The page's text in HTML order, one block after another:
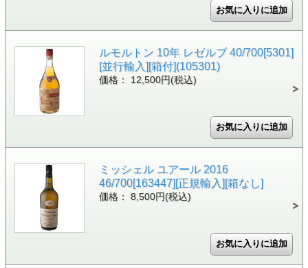
ルモルトン 10年 レゼルブ 40/700[5301]
[並行輸入][箱付](105301)
価格： 12,500円(税込)
ミッシェル ユアール 2016
46/700[163447][正規輸入][箱なし]
価格： 8,500円(税込)